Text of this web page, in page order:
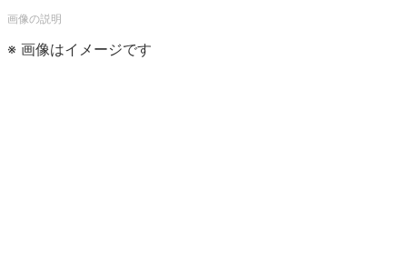
※ 画像はイメージです